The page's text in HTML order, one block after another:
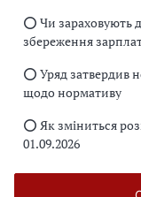
⭕️ Чи зараховують
збереження
⭕️ Уряд затвердив
щодо нормативу
⭕️ Як зміниться
01.09.2026